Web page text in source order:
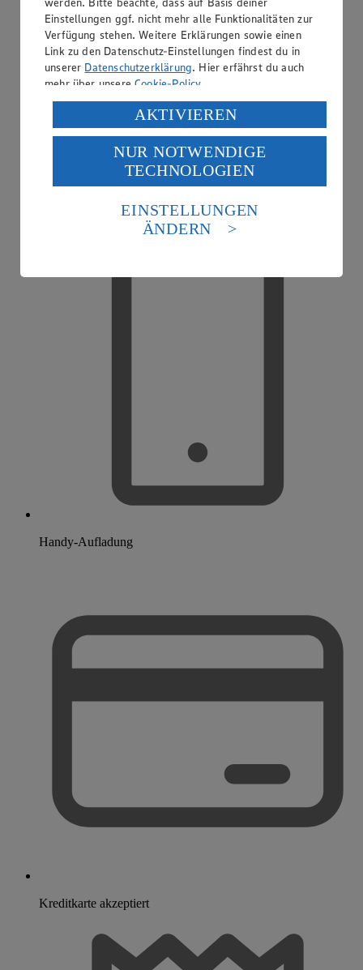
Handy-Aufladung
Kreditkarte akzeptiert
Einstellungen ggf. nicht mehr alle Funktionalitäten zur
Verfügung stehen. Weitere Erklärungen sowie einen
Link zu den Datenschutz-Einstellungen findest du in
unserer Datenschutzerklärung. Hier erfährst du auch
mehr über unsereCookie-Policy.
Verarbeitung deiner personenbezogenen Daten in den
USA durch Facebook und YouTube:
Wenn du auf „Aktivieren“ klickst, willigst du im Sinne
des Art. 49 Abs. 1 Satz 1 lit. a) DSGVO ein, dass deine
Daten in den USA verarbeitet werden. Der EuGH sieht
die USA als Land mit einem nach europäischen
Standards nicht angemessenen Datenschutzniveau an.
Es besteht das Risiko eines Zugriffs durch US-
Informationen zum Herausgeber der Seite findest du
AKTIVIEREN
NUR NOTWENDIGE
TECHNOLOGIEN
EINSTELLUNGEN
ÄNDERN